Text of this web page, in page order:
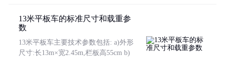
13米平板车的标准尺寸和载重参
数
13米平板车主要技术参数包括: a)外形
尺寸:长13m×宽2.45m,栏板高55cm b)